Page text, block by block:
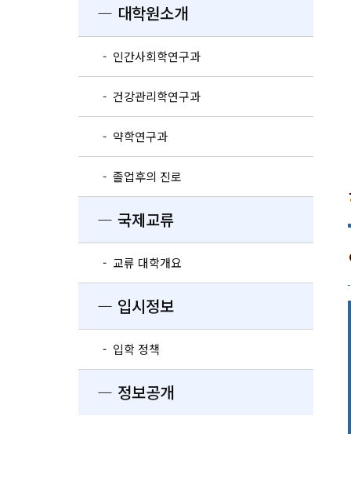
― 대학원소개
- 인간사회학연구과
- 건강관리학연구과
- 약학연구과
- 졸업후의 진로
― 국제교류
- 교류 대학개요
― 입시정보
- 입학 정책
― 정보공개